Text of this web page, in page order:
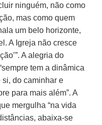
ninguém, não como
mas como quem
um belo horizonte,
A Igreja não cresce
A alegria do
tem a dinâmica
si, do caminhar e
para mais além”. A
mergulha “na vida
abaixa-se